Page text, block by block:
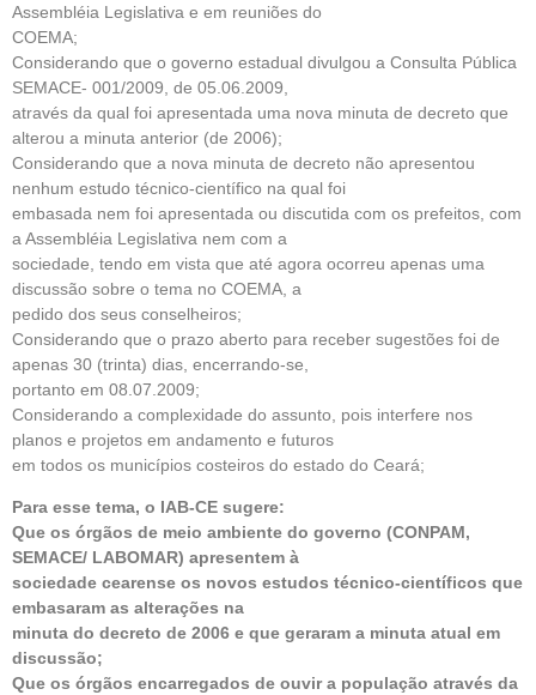
Assembléia Legislativa e em reuniões do
COEMA;
Considerando que o governo estadual divulgou a Consulta Pública
SEMACE- 001/2009, de 05.06.2009,
através da qual foi apresentada uma nova minuta de decreto que
alterou a minuta anterior (de 2006);
Considerando que a nova minuta de decreto não apresentou
nenhum estudo técnico-científico na qual foi
embasada nem foi apresentada ou discutida com os prefeitos, com
a Assembléia Legislativa nem com a
sociedade, tendo em vista que até agora ocorreu apenas uma
discussão sobre o tema no COEMA, a
pedido dos seus conselheiros;
Considerando que o prazo aberto para receber sugestões foi de
apenas 30 (trinta) dias, encerrando-se,
portanto em 08.07.2009;
Considerando a complexidade do assunto, pois interfere nos
planos e projetos em andamento e futuros
em todos os municípios costeiros do estado do Ceará;
Para esse tema, o IAB-CE sugere:
Que os órgãos de meio ambiente do governo (CONPAM,
SEMACE/ LABOMAR) apresentem à
sociedade cearense os novos estudos técnico-científicos que
embasaram as alterações na
minuta do decreto de 2006 e que geraram a minuta atual em
discussão;
Que os órgãos encarregados de ouvir a população através da